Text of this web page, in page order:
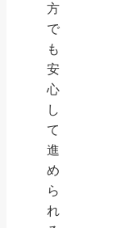
方
で
も
安
心
し
て
進
め
ら
れ